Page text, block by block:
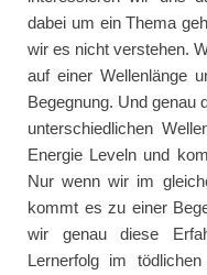
dabei um ein Thema
wir es nicht verstehen.
auf einer Wellenlänge
Begegnung. Und genau
unterschiedlichen
Energie Leveln und
Nur wenn wir im
kommt es zu einer
wir genau diese
Lernerfolg im